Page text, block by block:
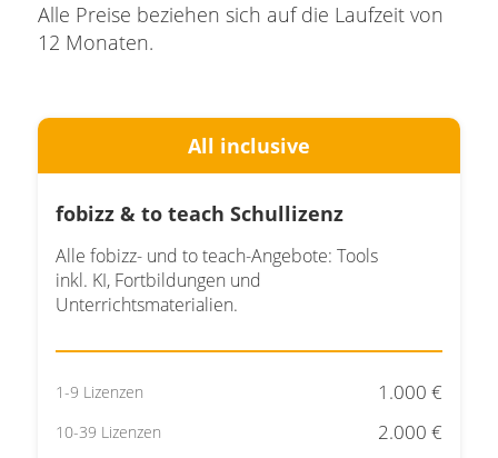
Alle Preise beziehen sich auf die Laufzeit von
12 Monaten.
All inclusive
fobizz & to teach Schullizenz
Alle fobizz- und to teach-Angebote: Tools
inkl. KI, Fortbildungen und
Unterrichtsmaterialien.
1-9 Lizenzen
10-39 Lizenzen
1.000 €
2.000 €